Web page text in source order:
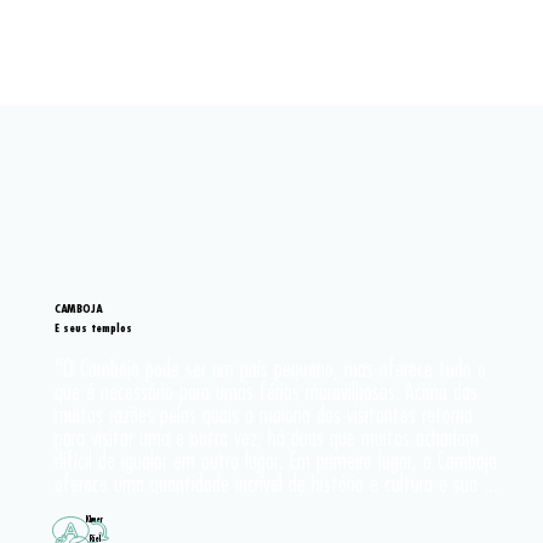
CAMBOJA
E seus templos
Khmer
Riel
dos lindos Parques Nacionais às praias imaculadas e ilhas